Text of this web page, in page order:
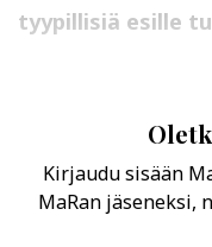
tyypillisiä esille
Kirjaudu sisään
MaRan jäseneksi,